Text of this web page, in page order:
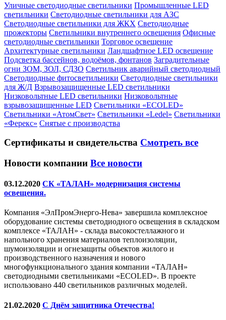
Уличные светодиодные светильники Промышленные LED
светильники Светодиодные светильники для АЗС
Светодиодные светильники для ЖКХ Светодиодные
прожекторы Светильники внутреннего освещения Офисные
светодиодные светильники Торговое освещение
Архитектурные светильники Ландшафтное LED освещение
Подсветка бассейнов, водоёмов, фонтанов Заградительные
огни ЗОМ, ЗОЛ, СДЗО Светильник аварийный светодиодный
Светодиодные фитосветильники Светодиодные светильники
для Ж/Д Взрывозащищенные LED светильники
Низковольтные LED светильники Низковольтные
взрывозащищенные LED Светильники «ECOLED»
Светильники «АтомСвет» Светильники «Ledel» Светильники
«Ферекс» Снятые с производства
Сертификаты и свидетельства Смотреть все
Новости компании Все новости
03.12.2020 СК «ТАЛАН» модернизация системы
освещения.
Компания «ЭлПромЭнерго-Нева» завершила комплексное
оборудование системы светодиодного освещения в складском
комплексе «ТАЛАН» - склада высокостеллажного и
напольного хранения материалов теплоизоляции,
шумоизоляции и огнезащиты объектов жилого и
производственного назначения и нового
многофункционального здания компании «ТАЛАН»
светодиодными светильниками «ECOLED». В проекте
использовано 440 светильников различных моделей.
21.02.2020 С Днём защитника Отечества!